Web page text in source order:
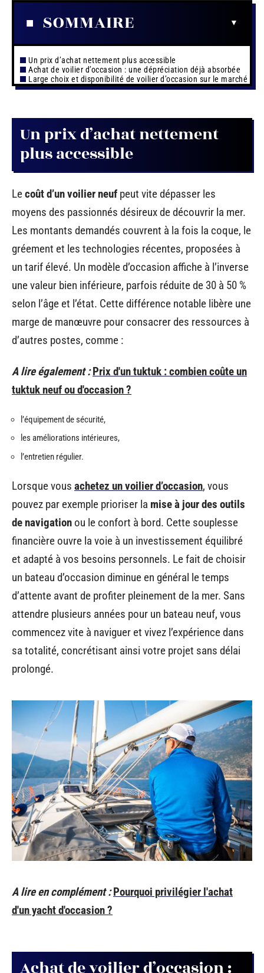
SOMMAIRE
Un prix d’achat nettement plus accessible
Achat de voilier d’occasion : une dépréciation déjà absorbée
Large choix et disponibilité de voilier d’occasion sur le marché
Un prix d’achat nettement
plus accessible
Lecoût d’un voilier neuf peut vite dépasser les
moyens des passionnés désireux de découvrir la mer.
Les montants demandés couvrent à la fois la coque, le
gréement et les technologies récentes, proposées à
un tarif élevé. Un modèle d’occasion affiche à l’inverse
une valeur bien inférieure, parfois réduite de 30 à 50 %
selon l’âge et l’état. Cette différence notable libère une
marge de manœuvre pour consacrer des ressources à
d’autres postes, comme :
A lire également : Prix d'un tuktuk : combien coûte un
tuktuk neuf ou d'occasion ?
l’équipement de sécurité,
les améliorations intérieures,
l’entretien régulier.
Lorsque vous achetez un voilier d’occasion, vous
pouvez par exemple prioriser la mise à jour des outils
de navigation ou le confort à bord. Cette souplesse
financière ouvre la voie à un investissement équilibré
et adapté à vos besoins personnels. Le fait de choisir
un bateau d’occasion diminue en général le temps
d’attente avant de profiter pleinement de la mer. Sans
attendre plusieurs années pour un bateau neuf, vous
commencez vite à naviguer et vivez l’expérience dans
sa totalité, concrétisant ainsi votre projet sans délai
prolongé.
A lire en complément : Pourquoi privilégier l'achat
d'un yacht d'occasion ?
Achat de voilier d’occasion :